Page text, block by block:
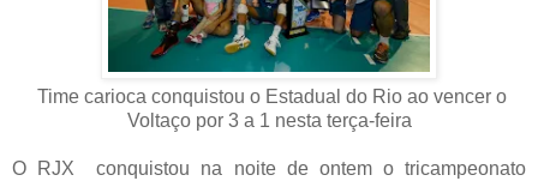
Time carioca conquistou o Estadual do Rio ao vencer o
Voltaço por 3 a 1 nesta terça-feira
O RJX conquistou na noite de ontem o tricampeonato